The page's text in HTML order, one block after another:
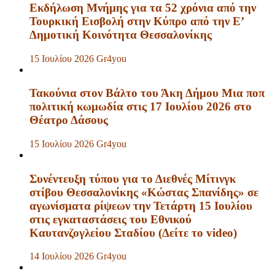
Εκδήλωση Μνήμης για τα 52 χρόνια από την
Τουρκική Εισβολή στην Κύπρο από την Ε’
Δημοτική Κοινότητα Θεσσαλονίκης
15 Ιουλίου 2026 Gr4you
Τακούνια στον Βάλτο του Άκη Δήμου Μια ποπ
πολιτική κωμωδία στις 17 Ιουλίου 2026 στο
Θέατρο Δάσους
15 Ιουλίου 2026 Gr4you
Συνέντευξη τύπου για το Διεθνές Μίτινγκ
στίβου Θεσσαλονίκης «Κώστας Σπανίδης» σε
αγωνίσματα ρίψεων την Τετάρτη 15 Ιουλίου
στις εγκαταστάσεις του Εθνικού
Καυτανζογλείου Σταδίου (Δείτε το video)
14 Ιουλίου 2026 Gr4you